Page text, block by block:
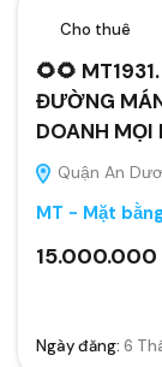
Cho thuê
🌻🌻
ĐƯỜNG
DOANH MỌI
Quận An
MT - Mặt
15.000.000
Ngày đăng: 6